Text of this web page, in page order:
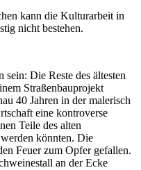
kann die Kulturarbeit in
nicht bestehen.
sein: Die Reste des ältesten
Straßenbauprojekt
40 Jahren in der malerisch
eine kontroverse
Teile des alten
könnten. Die
Feuer zum Opfer gefallen.
an der Ecke